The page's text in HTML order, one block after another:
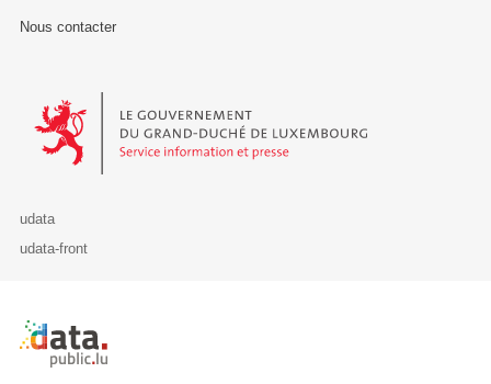
Nous contacter
Le Gouvernement du Grand-Duché de Luxembourg - Service
udata
udata-front
Retour à l'accueil de data.public.lu